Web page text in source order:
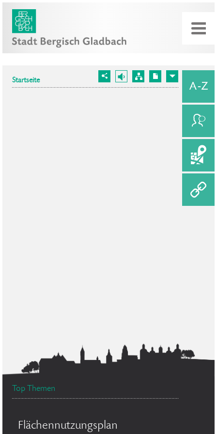
Startseite
Top Themen
Flächennutzungsplan